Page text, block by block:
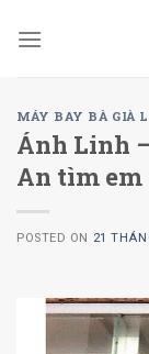
MÁY BAY BÀ GIÀ
Ánh Linh
An tìm
POSTED ON 21